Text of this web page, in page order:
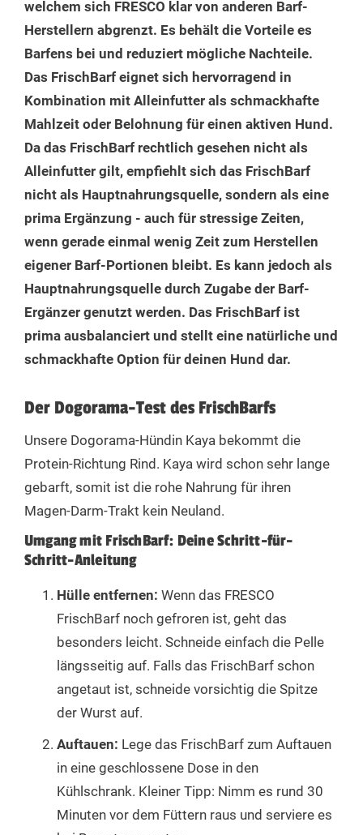
welchem sich FRESCO klar von anderen Barf-
Herstellern abgrenzt. Es behält die Vorteile es
Barfens bei und reduziert mögliche Nachteile.
Das FrischBarf eignet sich hervorragend in
Kombination mit Alleinfutter als schmackhafte
Mahlzeit oder Belohnung für einen aktiven Hund.
Da das FrischBarf rechtlich gesehen nicht als
Alleinfutter gilt, empfiehlt sich das FrischBarf
nicht als Hauptnahrungsquelle, sondern als eine
prima Ergänzung - auch für stressige Zeiten,
wenn gerade einmal wenig Zeit zum Herstellen
eigener Barf-Portionen bleibt. Es kann jedoch als
Hauptnahrungsquelle durch Zugabe der Barf-
Ergänzer genutzt werden. Das FrischBarf ist
prima ausbalanciert und stellt eine natürliche und
schmackhafte Option für deinen Hund dar.
Der Dogorama-Test des FrischBarfs
Unsere Dogorama-Hündin Kaya bekommt die
Protein-Richtung Rind. Kaya wird schon sehr lange
gebarft, somit ist die rohe Nahrung für ihren
Magen-Darm-Trakt kein Neuland.
Umgang mit FrischBarf: Deine Schritt-für-
Schritt-Anleitung
Hülle entfernen: Wenn das FRESCO
FrischBarf noch gefroren ist, geht das
besonders leicht. Schneide einfach die Pelle
längsseitig auf. Falls das FrischBarf schon
angetaut ist, schneide vorsichtig die Spitze
der Wurst auf.
Auftauen: Lege das FrischBarf zum Auftauen
in eine geschlossene Dose in den
Kühlschrank. Kleiner Tipp: Nimm es rund 30
Minuten vor dem Füttern raus und serviere es